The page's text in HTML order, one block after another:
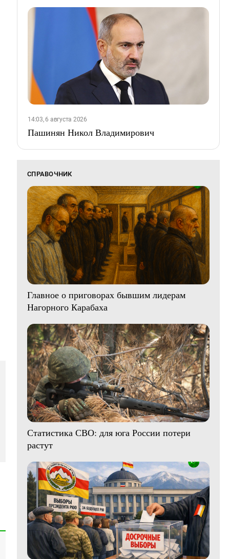
14:03, 6 августа 2026
Пашинян Никол Владимирович
СПРАВОЧНИК
Главное о приговорах бывшим лидерам
Нагорного Карабаха
Статистика СВО: для юга России потери
растут